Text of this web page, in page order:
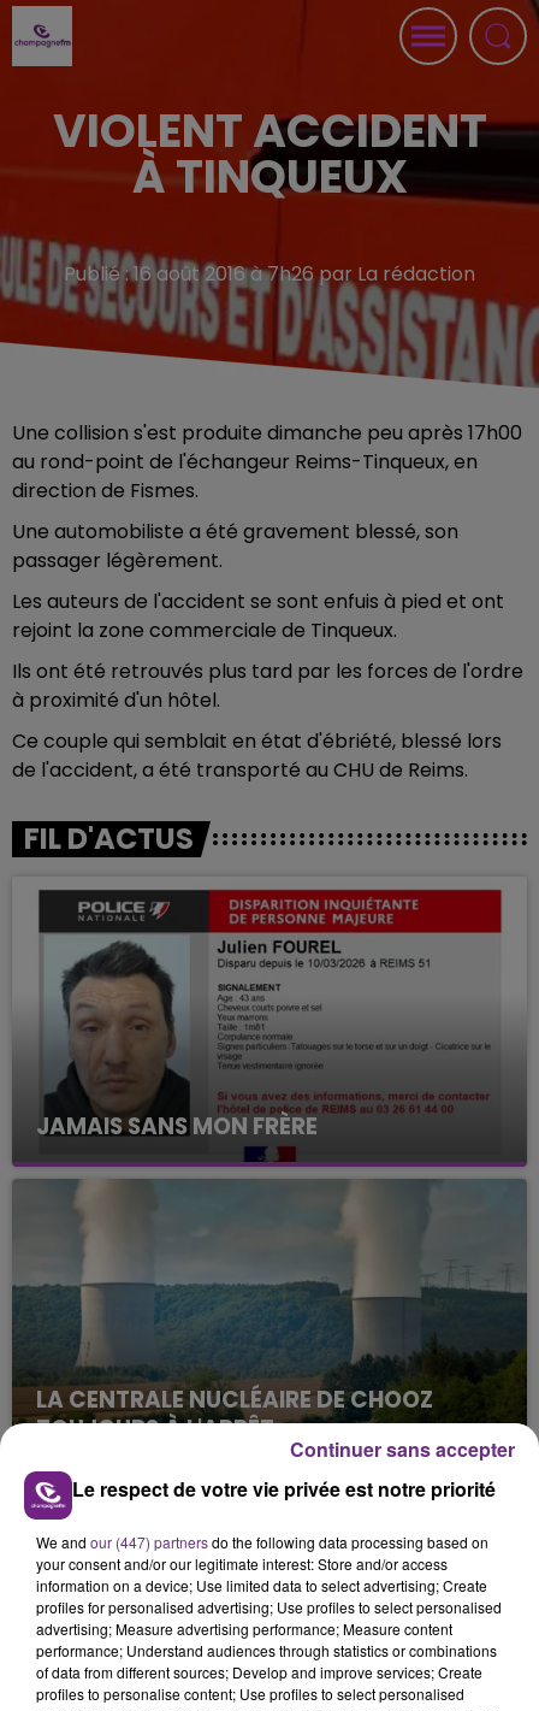
VIOLENT ACCIDENT
À TINQUEUX
Publié : 16 août 2016 à 7h26 par La rédaction
Une collision s'est produite dimanche peu après 17h00
au rond-point de l'échangeur Reims-Tinqueux, en
direction de Fismes.
Une automobiliste a été gravement blessé, son
passager légèrement.
Les auteurs de l'accident se sont enfuis à pied et ont
rejoint la zone commerciale de Tinqueux.
Ils ont été retrouvés plus tard par les forces de l'ordre
à proximité d'un hôtel.
Ce couple qui semblait en état d'ébriété, blessé lors
de l'accident, a été transporté au CHU de Reims.
FIL D'ACTUS
JAMAIS SANS MON FRÈRE
Julien Fourel n'a plus donné signé de vie depuis 5
mois. Sa sœur poursuit ses recherches pour le
retrouver.
LA CENTRALE NUCLÉAIRE DE CHOOZ
TOUJOURS À L'ARRÊT
Cela fait déjà une semaine que la centrale
nucléaire ardennaise est à l'arrêt. Une situation
justifiée par la sécheresse intense qui est toujours
présente.
TITRES DIFFUSÉS
13h43
13h43 13h39
13h39
Le respect de votre vie privée est notre priorité
We and our (447) partnersdo the following data processing based on
your consent and/or our legitimate interest: Store and/or access
information on a device; Use limited data to select advertising; Create
profiles for personalised advertising; Use profiles to select personalised
advertising; Measure advertising performance; Measure content
performance; Understand audiences through statistics or combinations
of data from different sources; Develop and improve services; Create
profiles to personalise content; Use profiles to select personalised
Continuer sans accepter